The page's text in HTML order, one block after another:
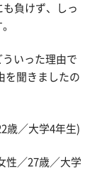
負けず、しっ
いった理由で
を聞きましたの
歳／大学4年生)
性／27歳／大学